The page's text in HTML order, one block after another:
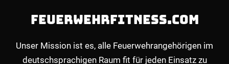
FEUERWEHRFITNESS.COM
Unser Mission ist es, alle Feuerwehrangehörigen im
deutschsprachigen Raum fit für jeden Einsatz zu